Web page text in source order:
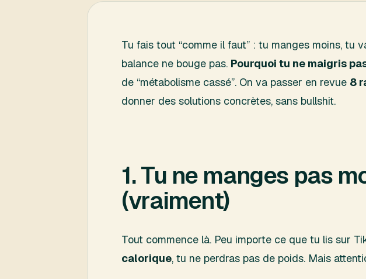
Tu fais tout “comme il faut” : tu manges moins, tu
balance ne bouge pas. Pourquoi tu ne maigris
de “métabolisme cassé”. On va passer en revue 8
donner des solutions concrètes, sans bullshit.
1. Tu ne manges pas
(vraiment)
Tout commence là. Peu importe ce que tu lis sur
calorique, tu ne perdras pas de poids. Mais